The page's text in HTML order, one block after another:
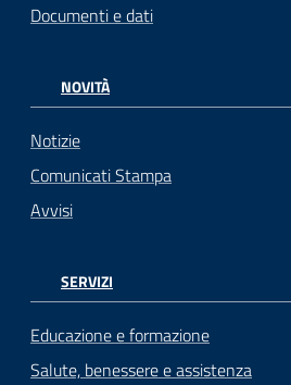
Documenti e dati
NOVITÀ
Notizie
Comunicati Stampa
Avvisi
SERVIZI
Educazione e formazione
Salute, benessere e assistenza